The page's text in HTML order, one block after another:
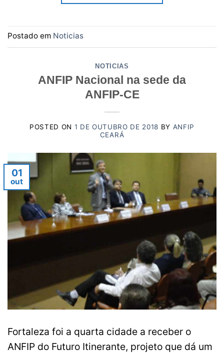
Postado em Noticias
NOTICIAS
ANFIP Nacional na sede da
ANFIP-CE
POSTED ON 1 DE OUTUBRO DE 2018 BY ANFIP
CEARÁ
01
out
Fortaleza foi a quarta cidade a receber o
ANFIP do Futuro Itinerante, projeto que dá um